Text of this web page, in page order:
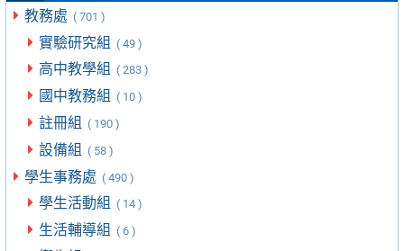
教務處 ( 701 )
實驗研究組 ( 49 )
高中教學組 ( 283 )
國中教務組 ( 10 )
註冊組 ( 190 )
設備組 ( 58 )
學生事務處 ( 490 )
學生活動組 ( 14 )
生活輔導組 ( 6 )